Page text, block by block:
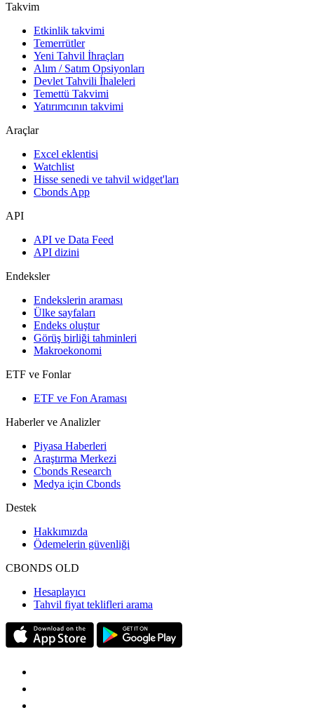
Takvim
Etkinlik takvimi
Temerrütler
Yeni Tahvil İhraçları
Alım / Satım Opsiyonları
Devlet Tahvili İhaleleri
Temettü Takvimi
Yatırımcının takvimi
Araçlar
Excel eklentisi
Watchlist
Hisse senedi ve tahvil widget'ları
Cbonds App
API
API ve Data Feed
API dizini
Endeksler
Endekslerin araması
Ülke sayfaları
Endeks oluştur
Görüş birliği tahminleri
Makroekonomi
ETF ve Fonlar
ETF ve Fon Araması
Haberler ve Analizler
Piyasa Haberleri
Araştırma Merkezi
Cbonds Research
Medya için Cbonds
Destek
Hakkımızda
Ödemelerin güvenliği
CBONDS OLD
Hesaplayıcı
Tahvil fiyat teklifleri arama